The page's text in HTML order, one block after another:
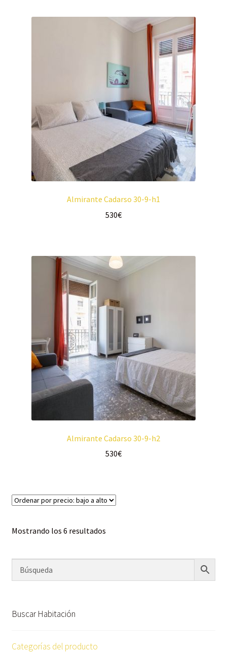
Almirante Cadarso 30-9-h1
530€
Almirante Cadarso 30-9-h2
530€
Mostrando los 6 resultados
Buscar Habitación
Categorías del producto